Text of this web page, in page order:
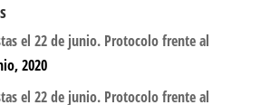
el 22 de junio. Protocolo frente al
2020
el 22 de junio. Protocolo frente al